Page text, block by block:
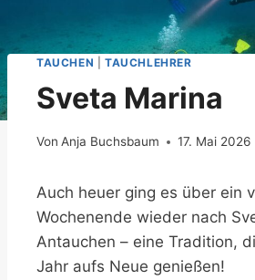
TAUCHEN TAUCHLEHRER
Sveta Marina
Von Anja Buchsbaum 17. Mai 2026
Auch heuer ging es über ein
Wochenende wieder nach
Antauchen – eine Tradition,
Jahr aufs Neue genießen!